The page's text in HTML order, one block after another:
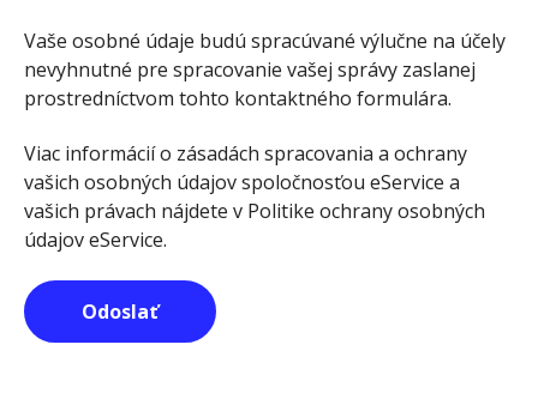
Vaše osobné údaje budú spracúvané výlučne na účely
nevyhnutné pre spracovanie vašej správy zaslanej
prostredníctvom tohto kontaktného formulára.
Viac informácií o zásadách spracovania a ochrany
vašich osobných údajov spoločnosťou eService a
vašich právach nájdete v Politike ochrany osobných
údajov eService.